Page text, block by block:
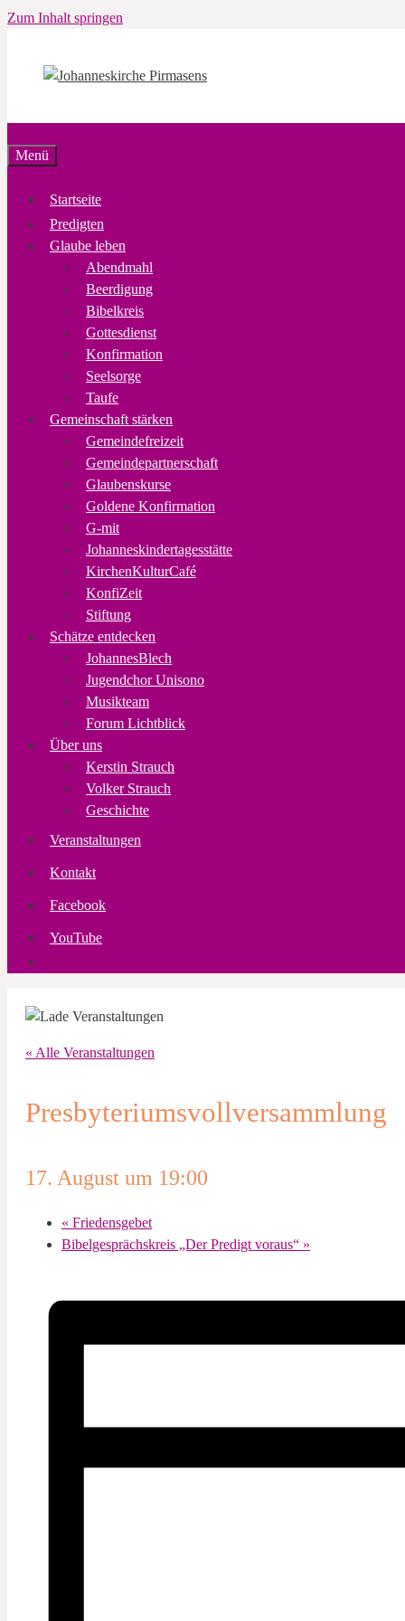
Zum Inhalt springen
Menü
Startseite
Predigten
Glaube leben
Abendmahl
Beerdigung
Bibelkreis
Gottesdienst
Konfirmation
Seelsorge
Taufe
Gemeinschaft stärken
Gemeindefreizeit
Gemeindepartnerschaft
Glaubenskurse
Goldene Konfirmation
G-mit
Johanneskindertagesstätte
KirchenKulturCafé
KonfiZeit
Stiftung
Schätze entdecken
JohannesBlech
Jugendchor Unisono
Musikteam
Forum Lichtblick
Über uns
Kerstin Strauch
Volker Strauch
Geschichte
Veranstaltungen
Kontakt
Facebook
YouTube
« Alle Veranstaltungen
Presbyteriumsvollversammlung
17. August um 19:00
« Friedensgebet
Bibelgesprächskreis „Der Predigt voraus“ »